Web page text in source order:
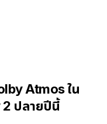
Atmos ใน
2 ปลายปีนี้